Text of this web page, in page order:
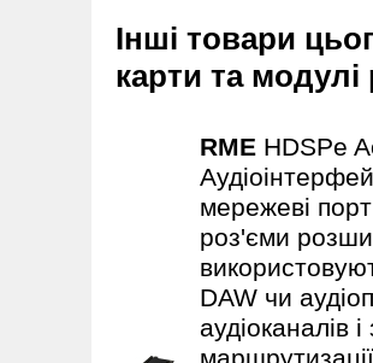
Інші товари
карти та
RME HDSPe
мережеві
роз'єми
DAW чи
аудіоканалів